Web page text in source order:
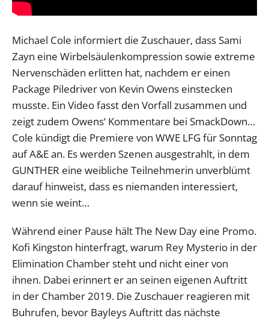
Michael Cole informiert die Zuschauer, dass Sami
Zayn eine Wirbelsäulenkompression sowie extreme
Nervenschäden erlitten hat, nachdem er einen
Package Piledriver von Kevin Owens einstecken
musste. Ein Video fasst den Vorfall zusammen und
zeigt zudem Owens‘ Kommentare bei SmackDown…
Cole kündigt die Premiere von WWE LFG für Sonntag
auf A&E an. Es werden Szenen ausgestrahlt, in dem
GUNTHER eine weibliche Teilnehmerin unverblümt
darauf hinweist, dass es niemanden interessiert,
wenn sie weint…
Während einer Pause hält The New Day eine Promo.
Kofi Kingston hinterfragt, warum Rey Mysterio in der
Elimination Chamber steht und nicht einer von
ihnen. Dabei erinnert er an seinen eigenen Auftritt
in der Chamber 2019. Die Zuschauer reagieren mit
Buhrufen, bevor Bayleys Auftritt das nächste